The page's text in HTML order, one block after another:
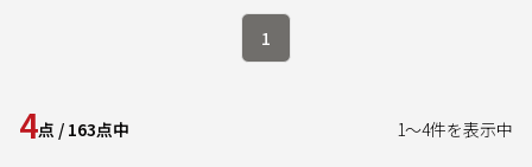
1
4点 / 163点中 1～4件を表示中